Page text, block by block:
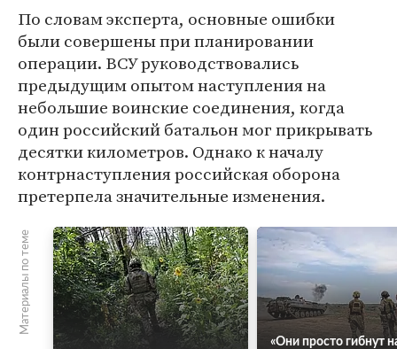
По словам эксперта, основные ошибки
были совершены при планировании
операции. ВСУ руководствовались
предыдущим опытом наступления на
небольшие воинские соединения, когда
один российский батальон мог прикрывать
десятки километров. Однако к началу
контрнаступления российская оборона
претерпела значительные изменения.
Материалы по теме
«Они просто гибнут